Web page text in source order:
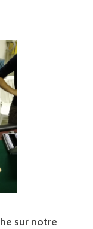
sur notre